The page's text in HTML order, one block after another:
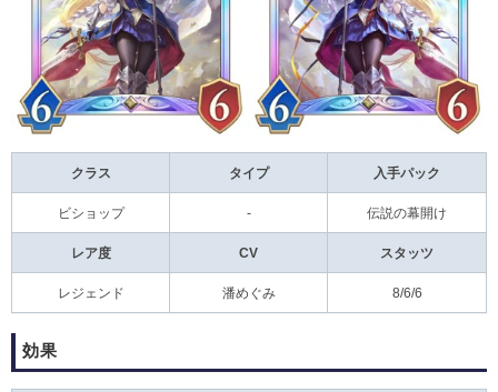
クラス タイプ 入手パック
ビショップ - 伝説の幕開け
レア度 CV スタッツ
レジェンド 潘めぐみ 8/6/6
効果